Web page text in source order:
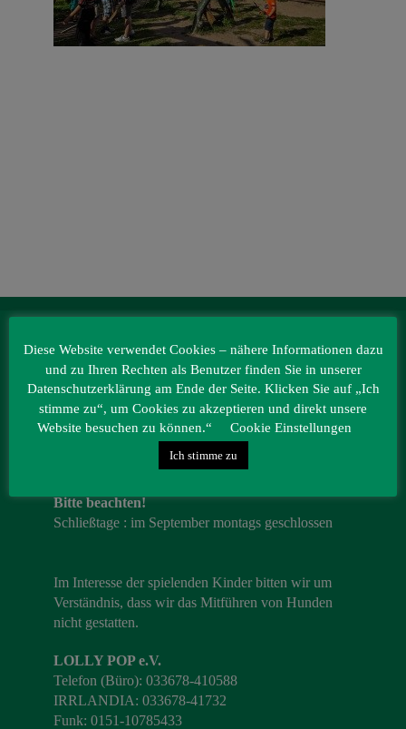
Veranstaltungen
IRRLANDIA – der MitMachPark
Lebbiner Straße 1
15859 Storkow (Mark)
Öffnungszeiten 2026
9. Mai – 4. Oktober geöffnet von 10.00 – 18.00 Uhr
Bitte beachten!
Schließtage : im September montags geschlossen
Im Interesse der spielenden Kinder bitten wir um
Verständnis, dass wir das Mitführen von Hunden
nicht gestatten.
LOLLY POP e.V.
Telefon (Büro): 033678-410588
IRRLANDIA: 033678-41732
Funk: 0151-10785433
Diese Website verwendet Cookies – nähere Informationen dazu
und zu Ihren Rechten als Benutzer finden Sie in unserer
Datenschutzerklärung am Ende der Seite. Klicken Sie auf „Ich
stimme zu“, um Cookies zu akzeptieren und direkt unsere
Website besuchen zu können.“
Cookie Einstellungen
Ich stimme zu